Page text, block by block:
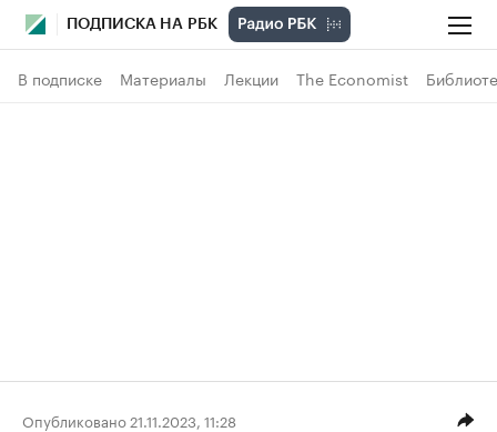
ПОДПИСКА НА РБК
В подписке Материалы Лекции The Economist
Опубликовано 21.11.2023, 11:28